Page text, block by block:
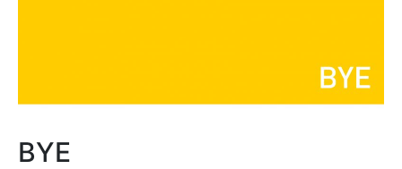
BYE